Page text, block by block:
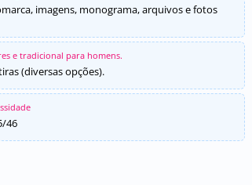
imagens, monograma, arquivos e fotos
e tradicional para homens.
(diversas opções).
46